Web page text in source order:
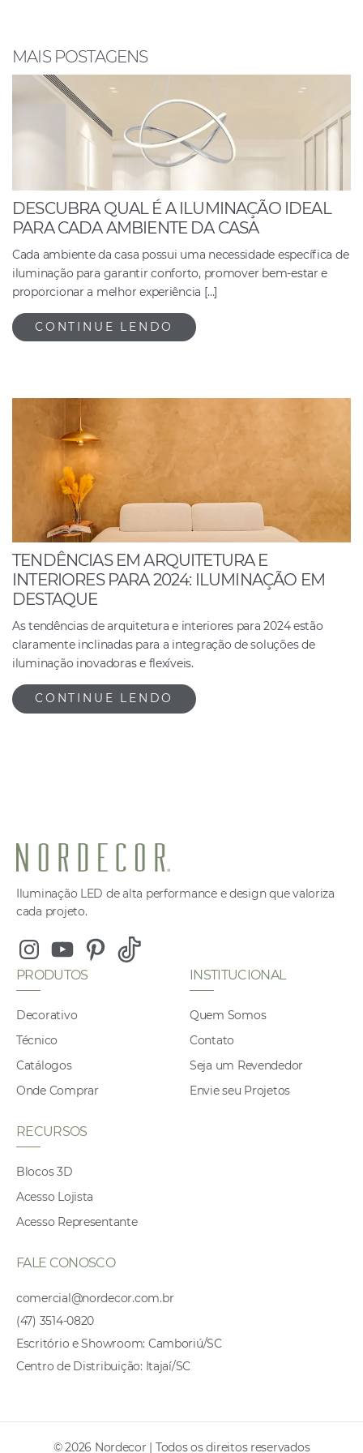
o
k
p
MAIS POSTAGENS
DESCUBRA QUAL É A ILUMINAÇÃO IDEAL
PARA CADA AMBIENTE DA CASA
Cada ambiente da casa possui uma necessidade específica de
iluminação para garantir conforto, promover bem-estar e
proporcionar a melhor experiência […]
CONTINUE LENDO
TENDÊNCIAS EM ARQUITETURA E
INTERIORES PARA 2024: ILUMINAÇÃO EM
DESTAQUE
As tendências de arquitetura e interiores para 2024 estão
claramente inclinadas para a integração de soluções de
iluminação inovadoras e flexíveis.
CONTINUE LENDO
Iluminação LED de alta performance e design que valoriza
cada projeto.
InstagramYoutubePinterest
Tiktok
PRODUTOS
Decorativo
Técnico
Catálogos
Onde Comprar
INSTITUCIONAL
Quem Somos
Contato
Seja um Revendedor
Envie seu Projetos
RECURSOS
Blocos 3D
Acesso Lojista
Acesso Representante
FALE CONOSCO
comercial@nordecor.com.br
(47) 3514-0820
Escritório e Showroom: Camboriú/SC
Centro de Distribuição: Itajaí/SC
© 2026 Nordecor | Todos os direitos reservados